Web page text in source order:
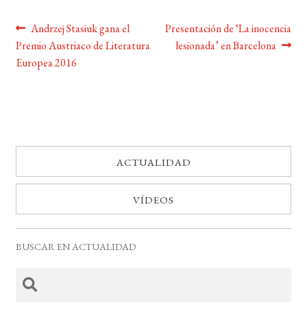
Navegación
de
Anterior:
Andrzej Stasiuk gana el
Premio Austriaco de Literatura
Europea 2016
Siguiente:
Presentación de ‘La inocencia
lesionada’ en Barcelona
ACTUALIDAD
VÍDEOS
BUSCAR EN ACTUALIDAD